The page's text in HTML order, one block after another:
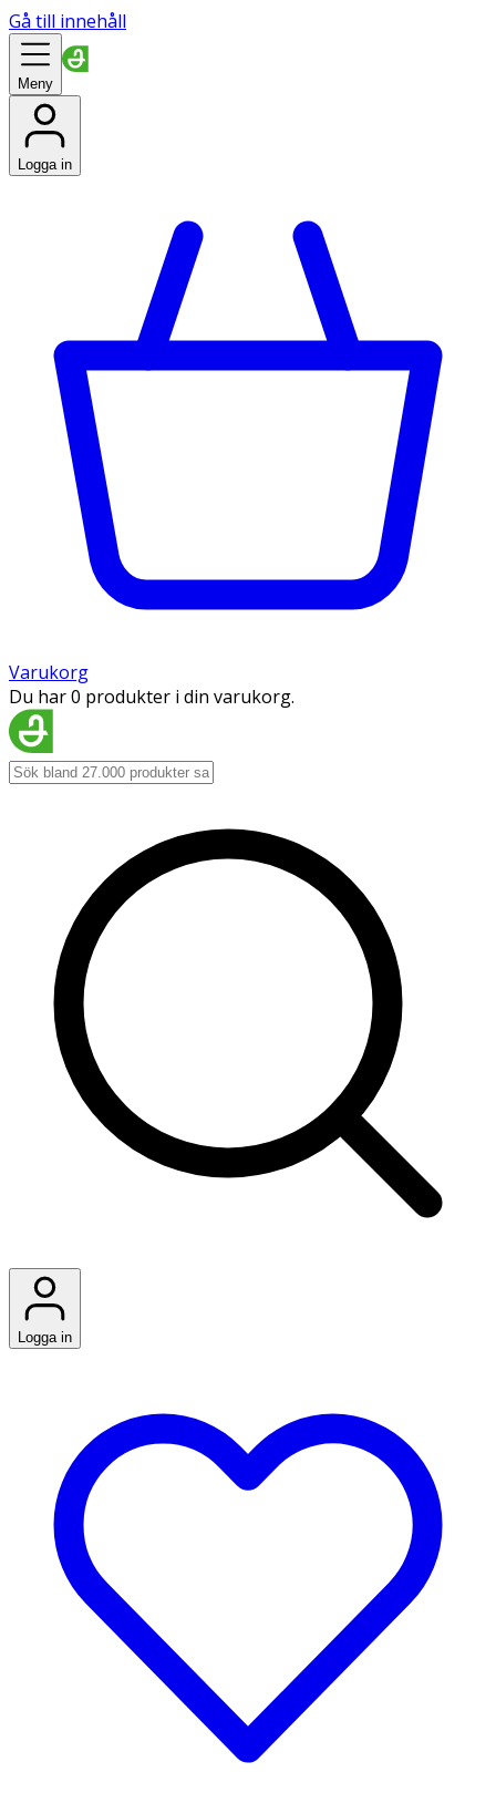
Gå till innehåll
Meny
Logga in
Varukorg
Du har 0 produkter i din varukorg.
Logga in